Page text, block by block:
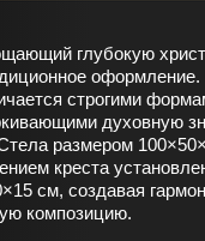
глубокую
строгими
духовную
размером
креста
см, создавая
композицию.